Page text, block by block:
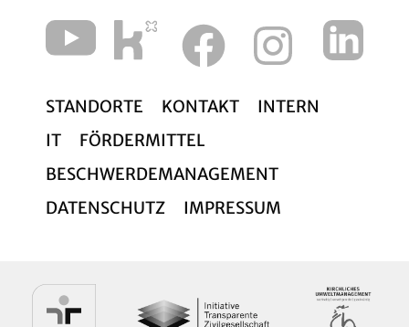
STANDORTE KONTAKT
INTERN
IT
FÖRDERMITTEL
BESCHWERDEMANAGEMENT
DATENSCHUTZ
IMPRESSUM